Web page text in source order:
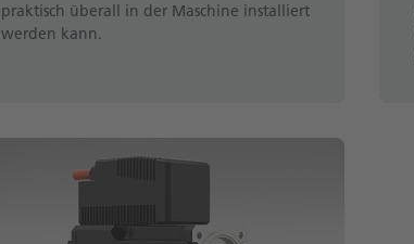
praktisch überall in der Maschine installiert
werden kann.